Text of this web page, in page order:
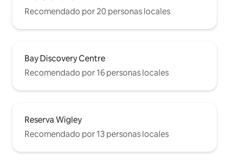
Recomendado por 20 personas locales
Bay Discovery Centre
Recomendado por 16 personas locales
Reserva Wigley
Recomendado por 13 personas locales